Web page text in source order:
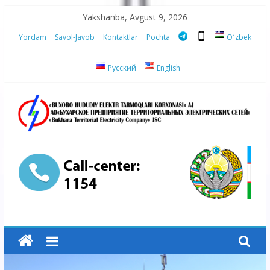
content
Yakshanba, Avgust 9, 2026
Yordam Savol-Javob Kontaktlar Pochta Oʻzbek
Русский English
“Buxoro
hududiy
elektr
tarmoqlari